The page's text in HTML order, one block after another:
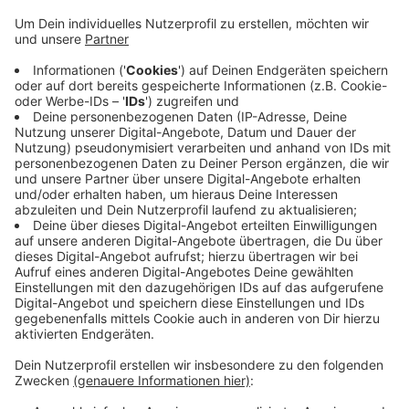
Millionen Euro Fördergeld vom Bund wegfallen. Der
Bund will das Pina-Bausch-Zentrum fördern - aber
eigentlich hätte dafür dieses Jahr der Bauantrag
fertig sein müssen. Davon ist die Stadt noch weit
entfernt. Deshalb hat sich der Wuppertaler SPD-
Abgeordnete Helge Lindh im Haushaltsausschuss
des Bundestags dafür eingesetzt, den
Förderzeitraum zu verlängern. Jetzt hat die Stadt
bis 2025 Zeit, mit einer Option bis 2026. Aber für
eine neue Verlängerung sollte es dann auch
Fortschritte geben, sagt Lindh.
Veröffentlicht:Freitag, 18.10.2024 15:10
Anzeige